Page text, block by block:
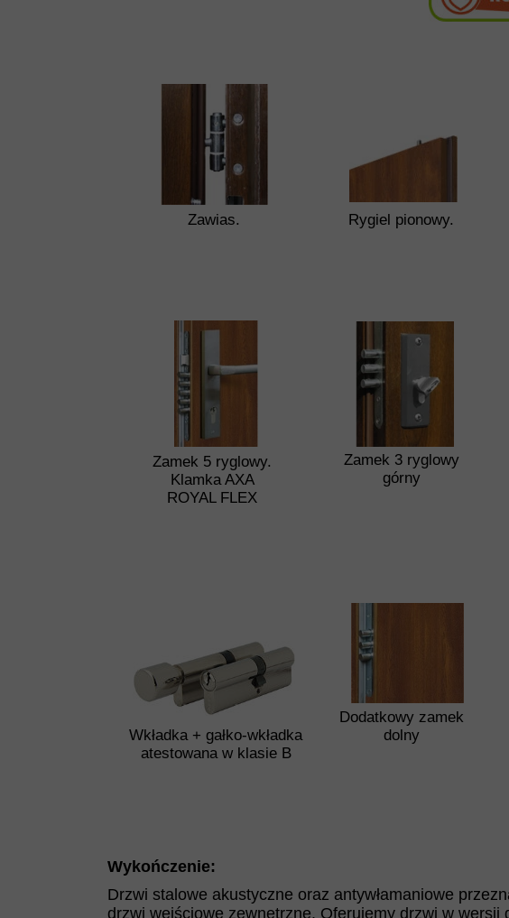
Rygiel pionowy.
Dodatkowy zamek
dolny
Wkładka + gałko-wkładka
atestowana w klasie B
Zamek 3 ryglowy
górny
Zamek 5 ryglowy.
Klamka AXA
ROYAL FLEX
Zawias.
Drzwi stalowe akustyczne oraz antywłamaniowe
drzwi wejściowe zewnętrzne. Oferujemy drzwi w wersji
Wykończenie: